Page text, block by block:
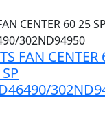
FAN CENTER